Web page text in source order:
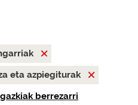
eta azpiegiturak
berrezarri